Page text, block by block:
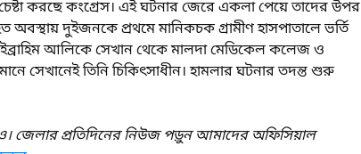
করছে কংগ্রেস। এই ঘটনার জেরে একলা পেয়ে তাদের উপর
দুইজনকে প্রথমে মানিকচক গ্রামীণ হাসপাতালে ভর্তি
আলিকে সেখান থেকে মালদা মেডিকেল কলেজ ও
সেখানেই তিনি চিকিৎসাধীন। হামলার ঘটনার তদন্ত শুরু
জেলার প্রতিদিনের নিউজ পড়ুন আমাদের অফিসিয়াল